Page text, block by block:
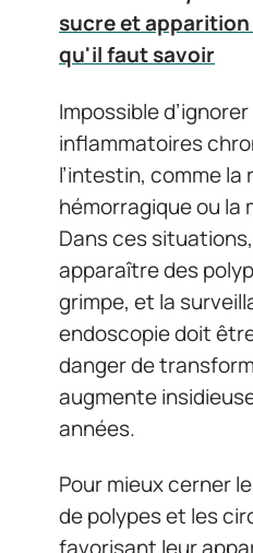
sucre et
qu'il faut savoir
Impossible
inflammatoires
l’intestin, comme
hémorragique ou la
Dans ces
apparaître des
grimpe, et la
endoscopie doit
danger de
augmente
années.
Pour mieux cerner
de polypes et les